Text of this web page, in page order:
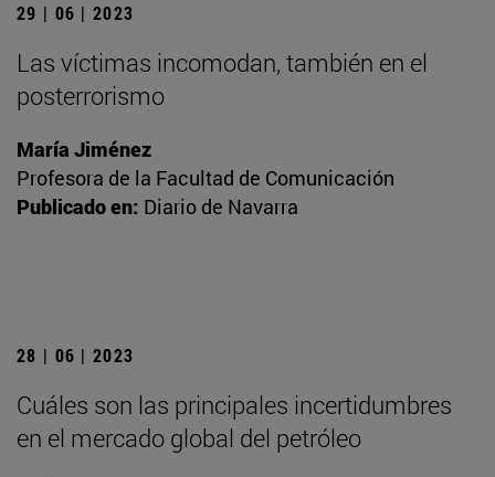
29 | 06 | 2023
Las víctimas incomodan, también en el
posterrorismo
María Jiménez
Profesora de la Facultad de Comunicación
Publicado en: Diario de Navarra
28 | 06 | 2023
Cuáles son las principales incertidumbres
en el mercado global del petróleo